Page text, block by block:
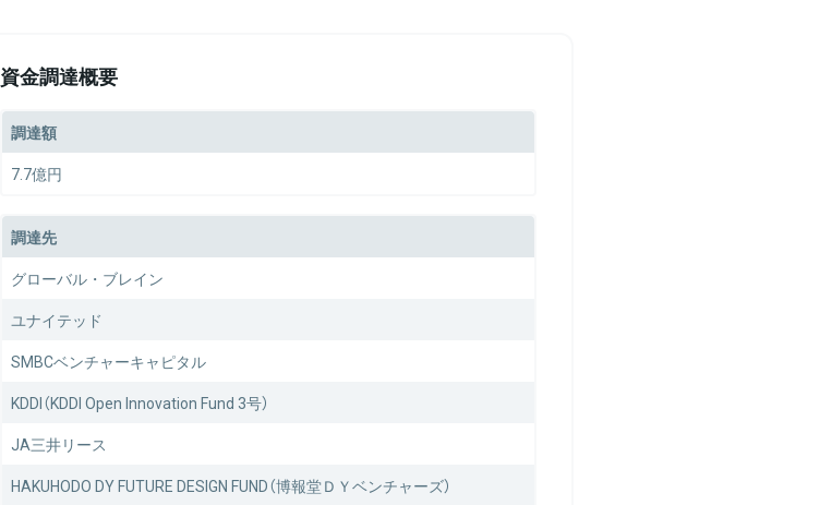
資金調達概要
調達額
7.7億円
調達先
グローバル・ブレイン
ユナイテッド
SMBCベンチャーキャピタル
KDDI（KDDI Open Innovation Fund 3号）
JA三井リース
HAKUHODO DY FUTURE DESIGN FUND（博報堂ＤＹベンチャーズ）